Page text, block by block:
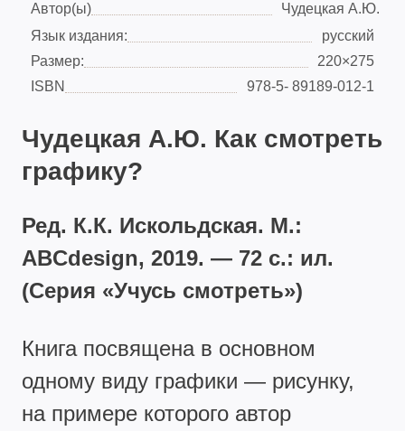
Автор(ы)
Чудецкая А.Ю.
Язык издания:
русский
Размер:
220×275
ISBN
978-5- 89189-012-1
Чудецкая А.Ю. Как смотреть
графику?
Ред. К.К. Искольдская. М.:
ABCdesign, 2019. — 72 с.: ил.
(Серия «Учусь смотреть»)
Книга посвящена в основном
одному виду графики — рисунку,
на примере которого автор